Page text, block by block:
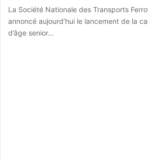
La Société Nationale des Transports
annoncé aujourd’hui le lancement de la
d’âge senior…